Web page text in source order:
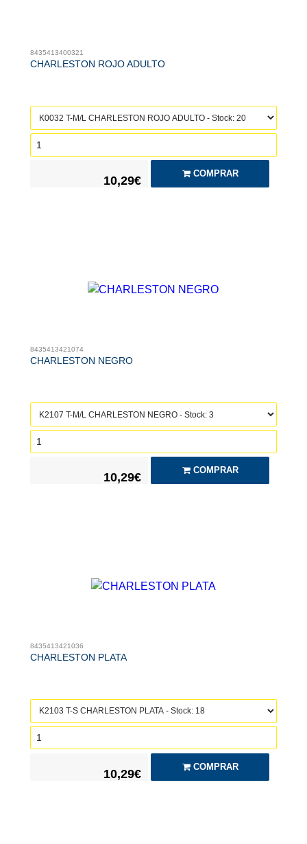
8435413400321
CHARLESTON ROJO ADULTO
10,29€
COMPRAR
8435413421074
CHARLESTON NEGRO
10,29€
COMPRAR
8435413421036
CHARLESTON PLATA
10,29€
COMPRAR